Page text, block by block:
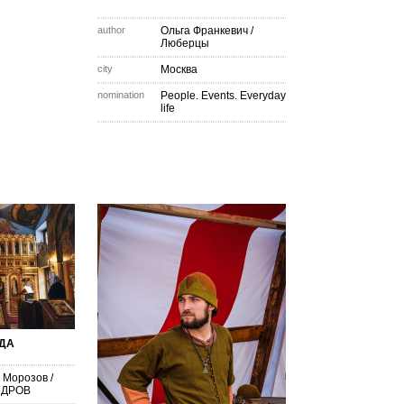
author Ольга Франкевич /
Люберцы
city Москва
nomination
People. Events. Everyday
life
Морозов /